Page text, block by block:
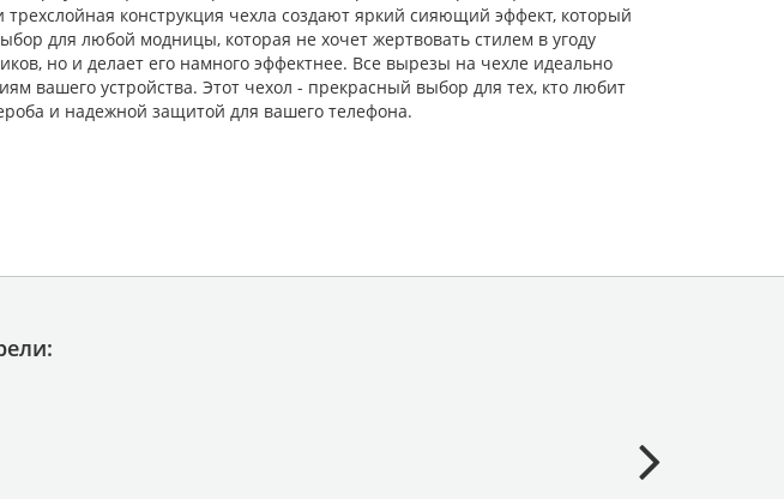
конструкция чехла создают яркий сияющий эффект, который
для любой модницы, которая не хочет жертвовать стилем в угоду
но и делает его намного эффектнее. Все вырезы на чехле идеально
вашего устройства. Этот чехол - прекрасный выбор для тех, кто любит
и надежной защитой для вашего телефона.